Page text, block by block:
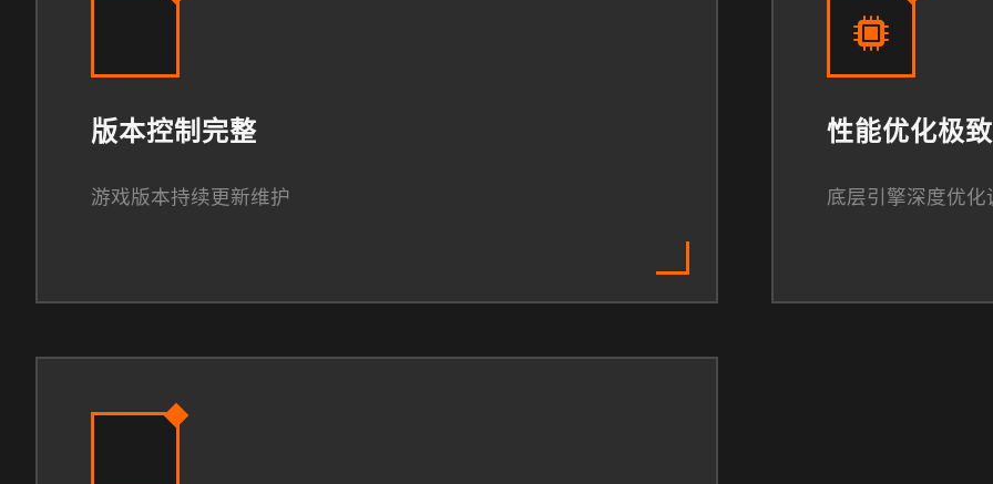
版本控制完整
游戏版本持续更新维护
性能优化极致
底层引擎深度优化